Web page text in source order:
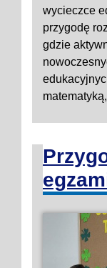
wycieczce
przygodę
gdzie